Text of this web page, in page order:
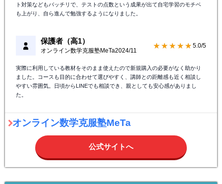
ト対策などもバッチリで、テストの点数という成果が出て自宅学習のモチベ
も上がり、自ら進んで勉強するようになりました。
保護者（高1）
オンライン数学克服塾MeTa2024/11
★★★★★ 5.0/5
実際に利用している教材をそのまま使えたので新規購入の必要がなく助かり
ました。コースも目的に合わせて選びやすく、講師との距離感も近く相談し
やすい雰囲気。日頃からLINEでも相談でき、親としても安心感がありまし
た。
オンライン数学克服塾MeTa
公式サイトへ